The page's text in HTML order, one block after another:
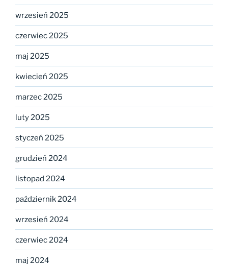
wrzesień 2025
czerwiec 2025
maj 2025
kwiecień 2025
marzec 2025
luty 2025
styczeń 2025
grudzień 2024
listopad 2024
październik 2024
wrzesień 2024
czerwiec 2024
maj 2024